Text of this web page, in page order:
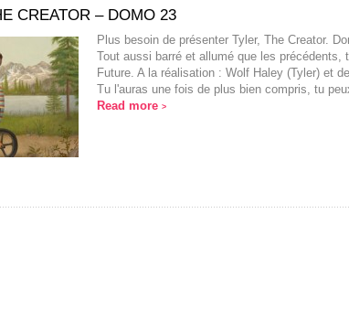
CREATOR – DOMO 23
Plus besoin de présenter Tyler, The Creator.
Tout aussi barré et allumé que les précédents,
Future. A la réalisation : Wolf Haley (Tyler) et
Tu l'auras une fois de plus bien compris, tu
Read more >